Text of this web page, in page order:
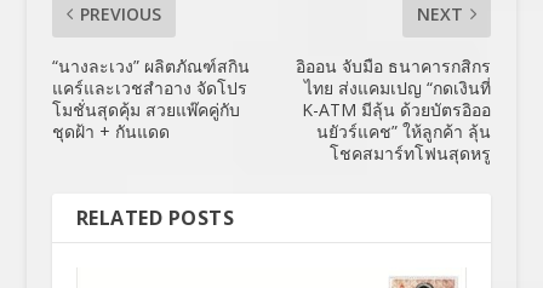
PREVIOUS
“นางละเวง” ผลิตภัณฑ์สกิน
แคร์และเวชสำอาง จัดโปร
โมชั่นสุดคุ้ม สวยแพ๊คคู่กับ
ชุดฝ้า + กันแดด
NEXT
อิออน จับมือ ธนาคารกสิกร
ไทย ส่งแคมเปญ “กดเงินที่
K-ATM มีลุ้น ด้วยบัตรอิออ
นยัวร์แคช” ให้ลูกค้า ลุ้น
โชคสมาร์ทโฟนสุดหรู
RELATED POSTS